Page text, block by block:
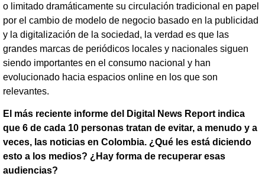
o limitado dramáticamente su circulación tradicional en papel
por el cambio de modelo de negocio basado en la publicidad
y la digitalización de la sociedad, la verdad es que las
grandes marcas de periódicos locales y nacionales siguen
siendo importantes en el consumo nacional y han
evolucionado hacia espacios online en los que son
relevantes.
El más reciente informe del Digital News Report indica
que 6 de cada 10 personas tratan de evitar, a menudo y a
veces, las noticias en Colombia. ¿Qué les está diciendo
esto a los medios? ¿Hay forma de recuperar esas
audiencias?